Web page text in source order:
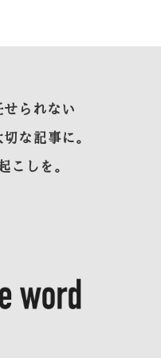
せられない
な記事に。
こしを。